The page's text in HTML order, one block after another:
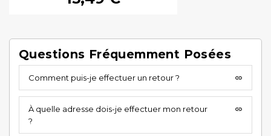
Questions Fréquemment Posées
Comment puis-je effectuer un retour ? insert_link
À quelle adresse dois-je effectuer mon retour
?
insert_link